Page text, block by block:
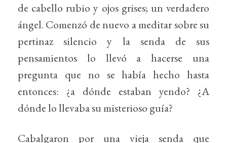
de cabello rubio y ojos grises; un verdadero
ángel. Comenzó de nuevo a meditar sobre su
pertinaz silencio y la senda de sus
pensamientos lo llevó a hacerse una
pregunta que no se había hecho hasta
entonces: ¿a dónde estaban yendo? ¿A
dónde lo llevaba su misterioso guía?
Cabalgaron por una vieja senda que